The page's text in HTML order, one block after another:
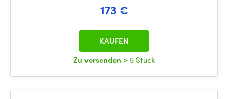
173 €
Zu versenden > 5 Stück
KAUFEN